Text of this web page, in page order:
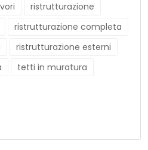
ristrutturazione
ristrutturazione completa
ristrutturazione esterni
tetti in muratura